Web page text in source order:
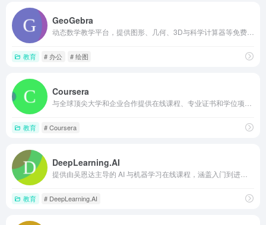
GeoGebra
教育 # 办公 # 绘图
Coursera
教育 # Coursera
DeepLearning.AI
教育 # DeepLearning.AI